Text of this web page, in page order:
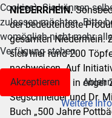
NIEDERRHEIN.
der bedeutendste
gesamten Niederrhein.
sich hier rund 200
nachweisen. Auf
Sonsbeck und in enger
Segschneider und Dr.
Buch „500 Jahre
Cookies). Sie können
zulassen möchten. Bitte
womöglich nicht mehr
Verfügung stehen.
Akzeptieren
Weitere